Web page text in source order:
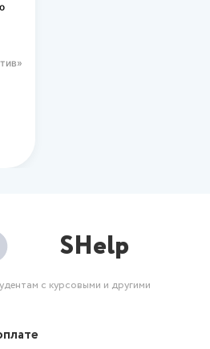
SHelp
с курсовыми и другими